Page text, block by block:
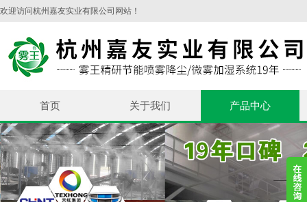
欢迎访问杭州嘉友实业有限公司网站！
首页 关于我们 产品中心